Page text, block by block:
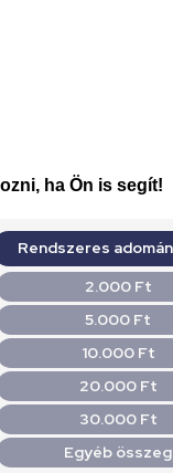
ha Ön is segít!